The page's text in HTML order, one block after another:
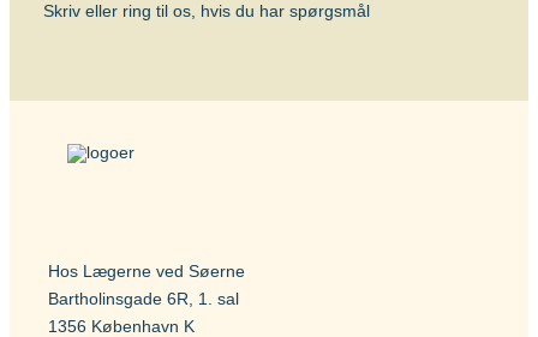
Skriv eller ring til os, hvis du har spørgsmål
Hos Lægerne ved Søerne
Bartholinsgade 6R, 1. sal
1356 København K